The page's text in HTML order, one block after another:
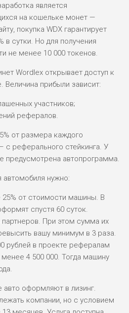
ОБЗОР
ПОДОЙДЕТ
0
ОБЗОР
ЛЮБИТЕЛЯ
ПОДОЙДЕТ
ВСЕМ
ПОДОЙДЕТ
0
является
на кошельке монет —
покупка WDX гарантирует
в сутки. Но для получения
не менее 10 000 токенов.
Wordlex открывает доступ к
Величина прибыли зависит:
участников;
рефералов.
от размера каждого
с реферального стейкинга. У
предусмотрена автопрограмма.
автомобиля нужно:
25% от стоимости машины. В
спустя 60 суток.
партнеров. При этом сумма их
вашу минимум в 3 раза.
рублей в проекте рефералам
4 500 000. Тогда машину
оформляют в лизинг.
компании, но с условием